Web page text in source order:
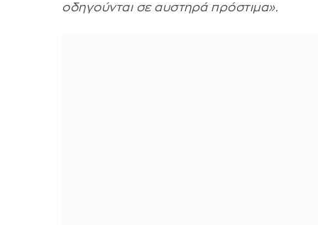
οδηγούνται σε αυστηρά πρόστιμα».